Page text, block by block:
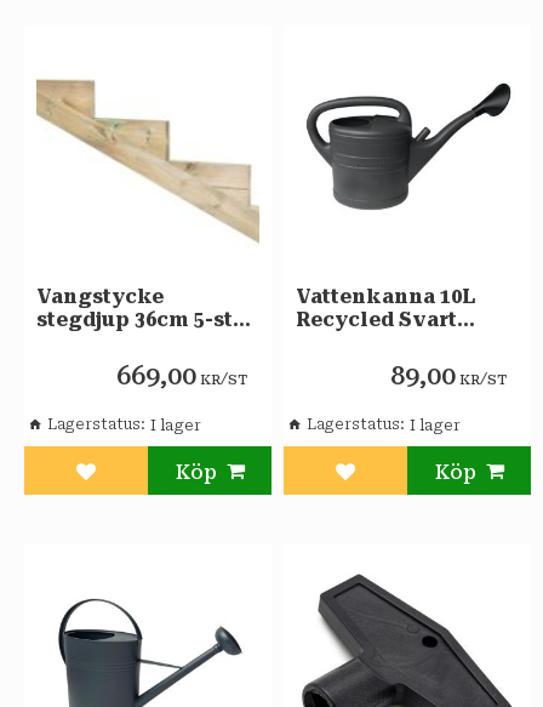
Vangstycke
stegdjup 36cm 5-steg
669,00 KR/ST
Lägg till i favoriter
Lagerstatus
Vattenkanna 10L
Recycled Svart
89,00 KR/ST
Lägg till i favoriter
Lagerstatus